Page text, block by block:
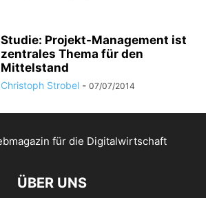
Studie: Projekt-Management ist
zentrales Thema für den
Mittelstand
Christoph Strobel - 07/07/2014
ÜBER UNS